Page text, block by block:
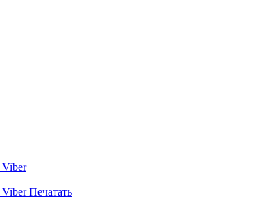
Viber
Viber Печатать